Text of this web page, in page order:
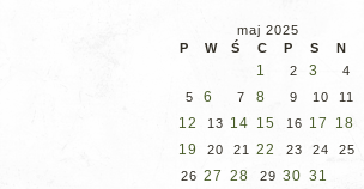
maj 2025
P
W Ś C P S N
1 2 3
4
5
6 7 8 9 10 11
12 13 14 15 16 17
18
19
20 21 22 23 24
25
26 27 28 29 30 31